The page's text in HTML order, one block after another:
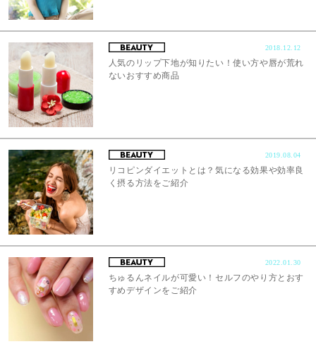
2018.12.12
人気のリップ下地が知りたい！使い方や唇が荒れ
ないおすすめ商品
2019.08.04
リコピンダイエットとは？気になる効果や効率良
く摂る方法をご紹介
2022.01.30
ちゅるんネイルが可愛い！セルフのやり方とおす
すめデザインをご紹介